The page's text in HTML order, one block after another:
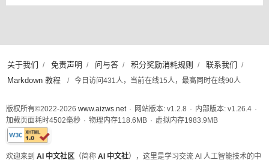
关于我们 / 免责声明 / 问与答 / 积分奖励消耗规则 / 联系我们 /
Markdown 教程 / 今日访问431人，当前在线15人，最高同时在线90人
版权所有©2022-2026 www.aizws.net · 网站版本: v1.2.8 · 内部版本: v1.26.4 ·
加载页面耗时4502毫秒 · 物理内存118.6 MB · 虚拟内存1983.9 MB
此页面已通过W3C XHTML 1.0 Strict标准验证
欢迎来到 AI 中文社区 （简称 AI 中文社），这里是学习交流 AI 人工智能技术的中